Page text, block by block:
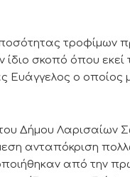
τροφίμων
σκοπό όπου
ο οποίος
του Δήμου Λαρισαίων
ανταπόκριση
από την